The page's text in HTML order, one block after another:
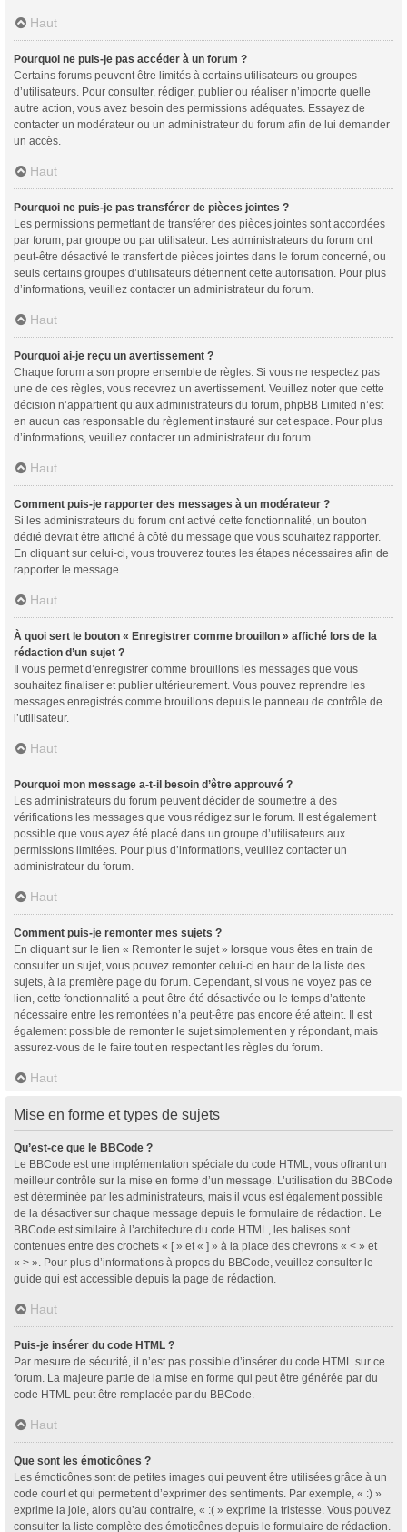
Haut
Pourquoi ne puis-je pas accéder à un forum ?
Certains forums peuvent être limités à certains utilisateurs ou groupes
d’utilisateurs. Pour consulter, rédiger, publier ou réaliser n’importe quelle
autre action, vous avez besoin des permissions adéquates. Essayez de
contacter un modérateur ou un administrateur du forum afin de lui demander
un accès.
Haut
Pourquoi ne puis-je pas transférer de pièces jointes ?
Les permissions permettant de transférer des pièces jointes sont accordées
par forum, par groupe ou par utilisateur. Les administrateurs du forum ont
peut-être désactivé le transfert de pièces jointes dans le forum concerné, ou
seuls certains groupes d’utilisateurs détiennent cette autorisation. Pour plus
d’informations, veuillez contacter un administrateur du forum.
Haut
Pourquoi ai-je reçu un avertissement ?
Chaque forum a son propre ensemble de règles. Si vous ne respectez pas
une de ces règles, vous recevrez un avertissement. Veuillez noter que cette
décision n’appartient qu’aux administrateurs du forum, phpBB Limited n’est
en aucun cas responsable du règlement instauré sur cet espace. Pour plus
d’informations, veuillez contacter un administrateur du forum.
Haut
Comment puis-je rapporter des messages à un modérateur ?
Si les administrateurs du forum ont activé cette fonctionnalité, un bouton
dédié devrait être affiché à côté du message que vous souhaitez rapporter.
En cliquant sur celui-ci, vous trouverez toutes les étapes nécessaires afin de
rapporter le message.
Haut
À quoi sert le bouton « Enregistrer comme brouillon » affiché lors de la
rédaction d’un sujet ?
Il vous permet d’enregistrer comme brouillons les messages que vous
souhaitez finaliser et publier ultérieurement. Vous pouvez reprendre les
messages enregistrés comme brouillons depuis le panneau de contrôle de
l’utilisateur.
Haut
Pourquoi mon message a-t-il besoin d’être approuvé ?
Les administrateurs du forum peuvent décider de soumettre à des
vérifications les messages que vous rédigez sur le forum. Il est également
possible que vous ayez été placé dans un groupe d’utilisateurs aux
permissions limitées. Pour plus d’informations, veuillez contacter un
administrateur du forum.
Haut
Comment puis-je remonter mes sujets ?
En cliquant sur le lien « Remonter le sujet » lorsque vous êtes en train de
consulter un sujet, vous pouvez remonter celui-ci en haut de la liste des
sujets, à la première page du forum. Cependant, si vous ne voyez pas ce
lien, cette fonctionnalité a peut-être été désactivée ou le temps d’attente
nécessaire entre les remontées n’a peut-être pas encore été atteint. Il est
également possible de remonter le sujet simplement en y répondant, mais
assurez-vous de le faire tout en respectant les règles du forum.
Haut
Mise en forme et types de sujets
Qu’est-ce que le BBCode ?
Le BBCode est une implémentation spéciale du code HTML, vous offrant un
meilleur contrôle sur la mise en forme d’un message. L’utilisation du BBCode
est déterminée par les administrateurs, mais il vous est également possible
de la désactiver sur chaque message depuis le formulaire de rédaction. Le
BBCode est similaire à l’architecture du code HTML, les balises sont
contenues entre des crochets « [ » et « ] » à la place des chevrons « < » et
« > ». Pour plus d’informations à propos du BBCode, veuillez consulter le
guide qui est accessible depuis la page de rédaction.
Haut
Puis-je insérer du code HTML ?
Par mesure de sécurité, il n’est pas possible d’insérer du code HTML sur ce
forum. La majeure partie de la mise en forme qui peut être générée par du
code HTML peut être remplacée par du BBCode.
Haut
Que sont les émoticônes ?
Les émoticônes sont de petites images qui peuvent être utilisées grâce à un
code court et qui permettent d’exprimer des sentiments. Par exemple, « :) »
exprime la joie, alors qu’au contraire, « :( » exprime la tristesse. Vous pouvez
consulter la liste complète des émoticônes depuis le formulaire de rédaction.